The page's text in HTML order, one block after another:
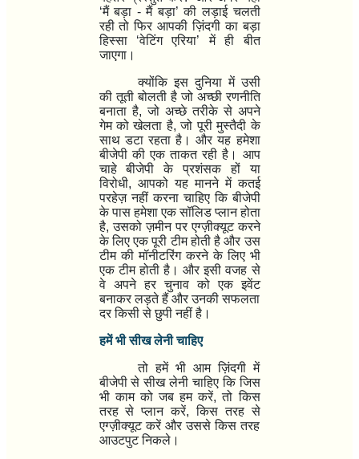
‘मैं बड़ा - मैं बड़ा’की लड़ाई चलती
रही तो फिर आपकी ज़िंदगी का बड़ा
हिस्सा ‘वेटिंग एरिया’में ही बीत
जाएगा।
क्योंकि इस दुनिया में उसी
की तूती बोलती है जो अच्छी रणनीति
बनाता है,जो अच्छे तरीके से अपने
गेम को खेलता है,जो पूरी मुस्तैदी के
साथ डटा रहता है। और यह हमेशा
बीजेपी की एक ताकत रही है। आप
चाहे बीजेपी के प्रशंसक हों या
विरोधी, आपको यह मानने में कतई
परहेज़ नहीं करना चाहिए कि बीजेपी
के पास हमेशा एक सॉलिड प्लान होता
है,उसको ज़मीन पर एग्ज़ीक्यूट करने
के लिए एक पूरी टीम होती है और उस
टीम की मॉनीटरिंग करने के लिए भी
एक टीम होती है। और इसी वजह से
वे अपने हर चुनाव को एक इवेंट
बनाकर लड़ते हैं और उनकी सफलता
दर किसी से छुपी नहीं है।
हमें भी सीख लेनी चाहिए
तो हमें भी आम ज़िंदगी में
बीजेपी से सीख लेनी चाहिए कि जिस
भी काम को जब हम करें,तो किस
तरह से प्लान करें,किस तरह से
एग्ज़ीक्यूट करें और उससे किस तरह
आउटपुट निकले।